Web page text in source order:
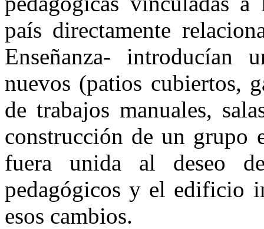
país directamente
Enseñanza- introducían
nuevos (patios cubiertos,
de trabajos manuales,
construcción de un grupo
fuera unida al deseo
pedagógicos y el edificio
esos cambios.